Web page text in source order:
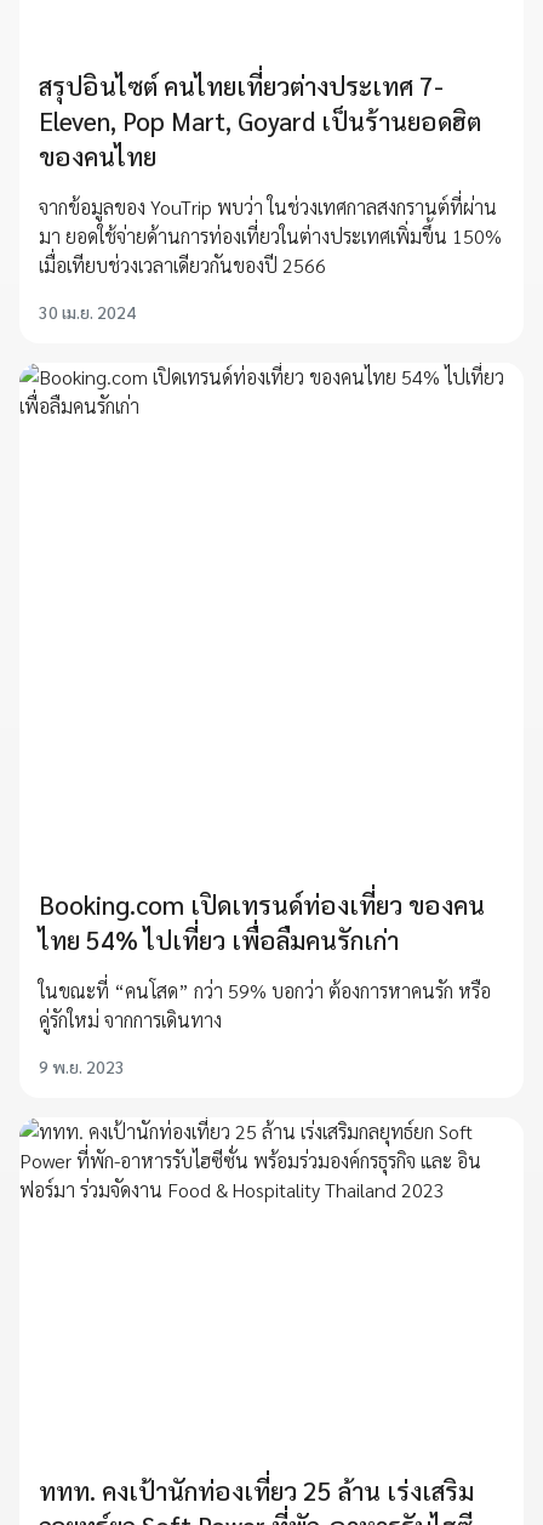
สรุปอินไซต์ คนไทยเที่ยวต่างประเทศ 7-
Eleven, Pop Mart, Goyard เป็นร้านยอดฮิต
ของคนไทย
จากข้อมูลของ YouTrip พบว่า ในช่วงเทศกาลสงกรานต์ที่ผ่าน
มา ยอดใช้จ่ายด้านการท่องเที่ยวในต่างประเทศเพิ่มขึ้น 150%
เมื่อเทียบช่วงเวลาเดียวกันของปี 2566
30 เม.ย. 2024
Booking.com เปิดเทรนด์ท่องเที่ยว ของคน
ไทย 54% ไปเที่ยว เพื่อลืมคนรักเก่า
ในขณะที่ “คนโสด” กว่า 59% บอกว่า ต้องการหาคนรัก หรือ
คู่รักใหม่ จากการเดินทาง
9 พ.ย. 2023
ททท. คงเป้านักท่องเที่ยว 25 ล้าน เร่งเสริม